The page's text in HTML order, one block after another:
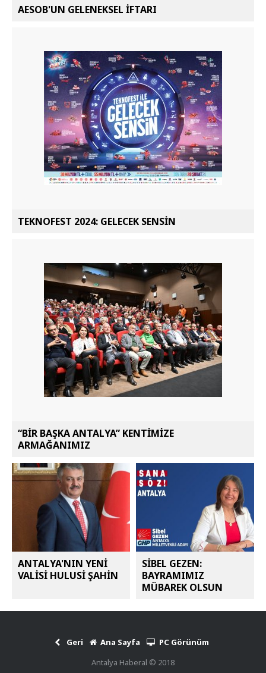
AESOB'UN GELENEKSEL İFTARI
TEKNOFEST 2024: GELECEK SENSİN
“BİR BAŞKA ANTALYA” KENTİMİZE
ARMAĞANIMIZ
ANTALYA'NIN YENİ
VALİSİ HULUSİ ŞAHİN
SİBEL GEZEN:
BAYRAMIMIZ
MÜBAREK OLSUN
Geri Ana Sayfa
PC Görünüm
Antalya Haberal © 2018